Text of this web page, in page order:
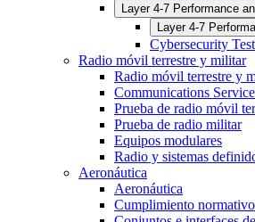
Layer 4-7 Performance
Layer 4-7
Cybersecurity
Radio móvil terrestre y militar
Radio móvil terrestre y
Communications
Prueba de radio móvil
Prueba de radio militar
Equipos modulares
Radio y sistemas
Aeronáutica
Aeronáutica
Cumplimiento